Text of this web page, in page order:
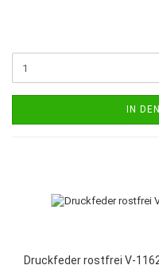
IN
Druckfeder rostfrei V-